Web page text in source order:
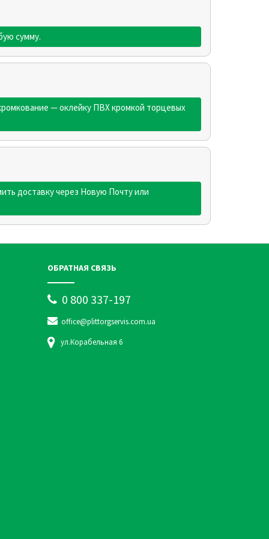
сумму.
— оклейку ПВХ кромкой торцевых
доставку через Новую Почту или
ОБРАТНАЯ СВЯЗЬ
0 800 337-197
office@plittorgservis.com.ua
ул.Корабельная 6